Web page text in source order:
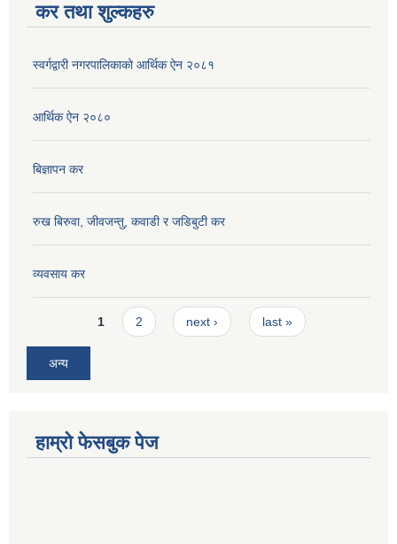
कर तथा शुल्कहरु
स्वर्गद्वारी नगरपालिकाको आर्थिक ऐन २०८१
आर्थिक ऐन २०८०
बिज्ञापन कर
रुख बिरुवा, जीवजन्तु, कवाडी र जडिबुटी कर
व्यवसाय कर
Pages1 2 next › last »
अन्य
हाम्रो फेसबुक पेज